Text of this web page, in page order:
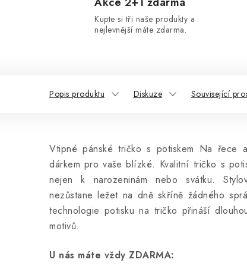
Kupte si tři naše produkty a
nejlevnější máte zdarma.
Popis produktu Diskuze Související
Vtipné pánské tričko s potiskem Na řece
dárkem pro vaše blízké. Kvalitní tričko s
nejen k narozeninám nebo svátku.
nezůstane ležet na dně skříně žádného
technologie potisku na tričko přináší
motivů.
U nás máte vždy ZDARMA: